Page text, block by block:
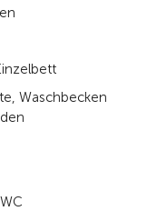
Waschbecken